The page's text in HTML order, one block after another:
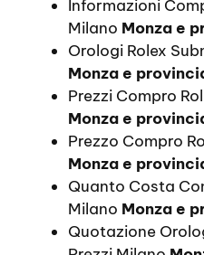
Informazioni
Milano Monza e
Orologi Rolex
Monza e
Prezzi Compro
Monza e
Prezzo Compro
Monza e
Quanto Costa
Milano Monza e
Quotazione